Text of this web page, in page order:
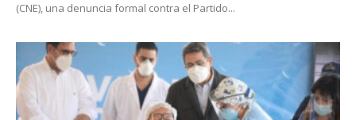
(CNE), una denuncia formal contra el Partido...